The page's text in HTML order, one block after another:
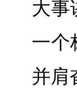
大事
一个
并肩